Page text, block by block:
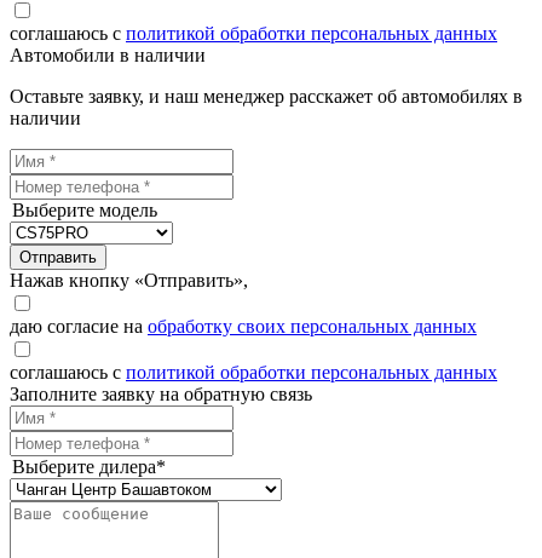
соглашаюсь с политикой обработки персональных данных
Автомобили в наличии
Оставьте заявку, и наш менеджер расскажет об автомобилях в
наличии
Выберите модель
Отправить
Нажав кнопку «Отправить»,
даю согласие на обработку своих персональных данных
соглашаюсь с политикой обработки персональных данных
Заполните заявку на обратную связь
Выберите дилера*